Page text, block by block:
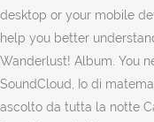
desktop or your mobile
help you better
Wanderlust! Album. You
SoundCloud, Io di
ascolto da tutta la notte